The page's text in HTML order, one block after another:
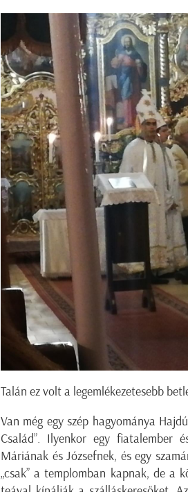
Talán ez volt a legemlékezetesebb
Van még egy szép hagyománya
Család”. Ilyenkor egy fiatalember
Máriának és Józsefnek, és egy
„csak” a templomban kapnak, de a